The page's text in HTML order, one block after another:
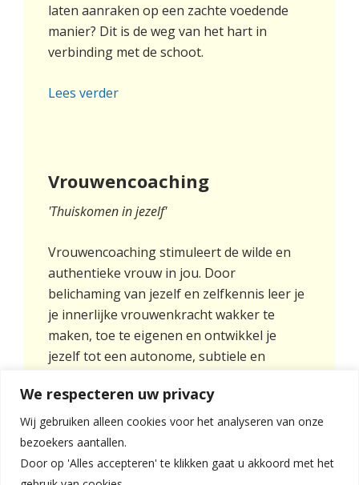
We respecteren uw privacy
Wij gebruiken alleen cookies voor het analyseren van onze
bezoekers aantallen.
Door op 'Alles accepteren' te klikken gaat u akkoord met het
laten aanraken op een zachte voedende
manier? Dit is de weg van het hart in
verbinding met de schoot.
Lees verder
Vrouwencoaching
'Thuiskomen in jezelf'
Vrouwencoaching stimuleert de wilde en
authentieke vrouw in jou. Door
belichaming van jezelf en zelfkennis leer je
je innerlijke vrouwenkracht wakker te
maken, toe te eigenen en ontwikkel je
jezelf tot een autonome, subtiele en
Lees verder